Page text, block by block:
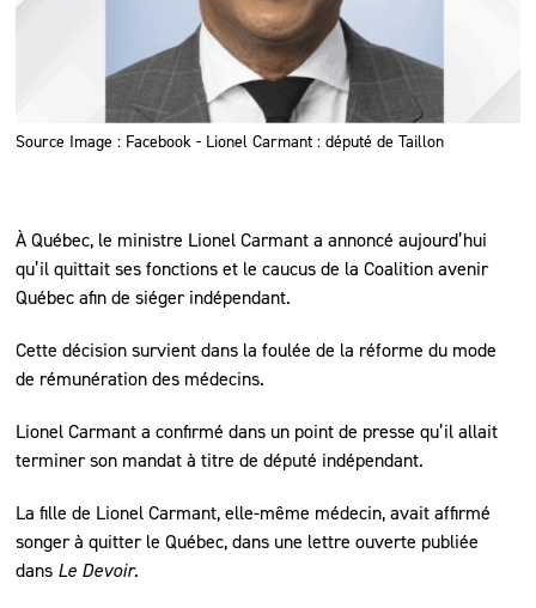
Source Image : Facebook - Lionel Carmant : député de Taillon
À Québec, le ministre Lionel Carmant a annoncé aujourd’hui
qu’il quittait ses fonctions et le caucus de la Coalition avenir
Québec afin de siéger indépendant.
Cette décision survient dans la foulée de la réforme du mode
de rémunération des médecins.
Lionel Carmant a confirmé dans un point de presse qu’il allait
terminer son mandat à titre de député indépendant.
La fille de Lionel Carmant, elle-même médecin, avait affirmé
songer à quitter le Québec, dans une lettre ouverte publiée
dans Le Devoir.